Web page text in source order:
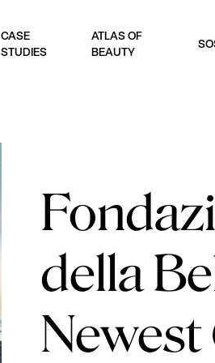
CASE
STUDIES
ATLAS OF
BEAUTY
della